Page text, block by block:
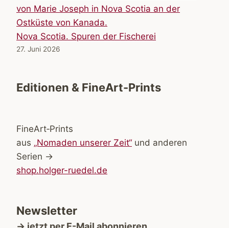
Nova Scotia. Spuren der Fischerei
27. Juni 2026
Editionen & FineArt-Prints
FineArt‑Prints
aus „Nomaden unserer Zeit“ und anderen
Serien →
shop.holger-ruedel.de
Newsletter